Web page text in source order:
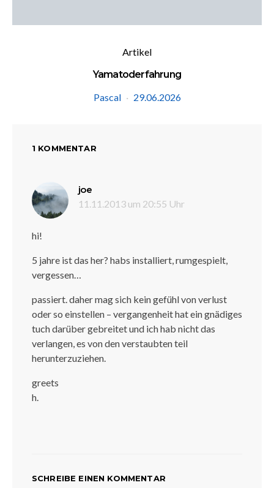
Artikel
Yamatoderfahrung
Pascal
29.06.2026
1 KOMMENTAR
joe
11.11.2013 um 20:55 Uhr
hi!
5 jahre ist das her? habs installiert, rumgespielt,
vergessen…
passiert. daher mag sich kein gefühl von verlust
oder so einstellen – vergangenheit hat ein gnädiges
tuch darüber gebreitet und ich hab nicht das
verlangen, es von den verstaubten teil
herunterzuziehen.
greets
h.
SCHREIBE EINEN KOMMENTAR